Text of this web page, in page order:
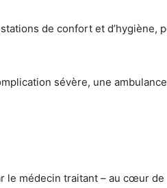
de confort et d’hygiène,
sévère, une
le médecin traitant – au cœur